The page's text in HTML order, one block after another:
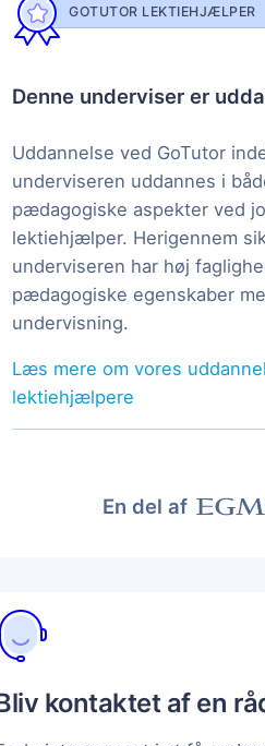
GOTUTOR LEKTIEHJÆLPER
Denne underviser er
Uddannelse ved GoTutor
underviseren uddannes i
pædagogiske aspekter ved
lektiehjælper. Herigennem
underviseren har høj
pædagogiske egenskaber
undervisning.
Læs mere om vores
lektiehjælpere
En del af
kontaktet af en